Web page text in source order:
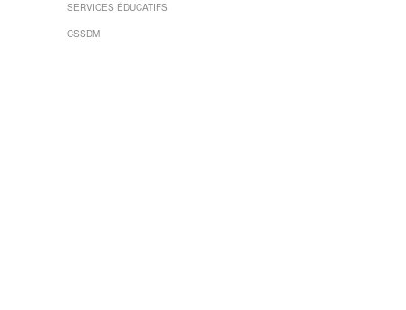
SERVICES ÉDUCATIFS
CSSDM